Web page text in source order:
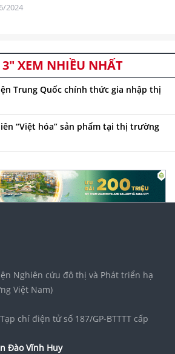
2024
XEM NHIỀU NHẤT
Trung Quốc chính thức gia nhập thị
“Việt hóa” sản phẩm tại thị trường
Nghiên cứu đô thị và Phát triển hạ
Việt Nam)
chí điện tử số 187/GP-BTTTT cấp
Đào Vĩnh Huy